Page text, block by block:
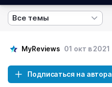
Все темы
MyReviews 01 окт в 2021
Подписаться на автора